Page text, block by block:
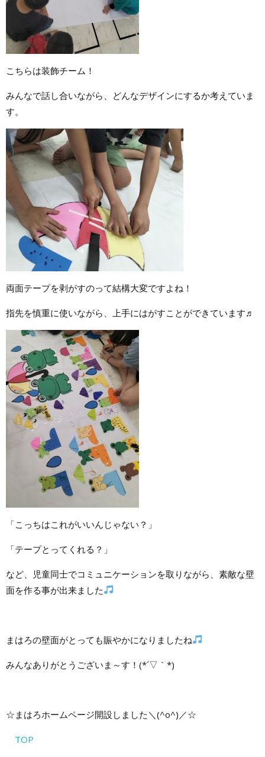
こちらは装飾チーム！
みんなで話し合いながら、どんなデザインにするか考えていま
す。
両面テープを剥がすのって結構大変ですよね！
指先を慎重に使いながら、上手にはがすことができています♬
「こっちはこれがいいんじゃない？」
「テープとってくれる？」
など、児童同士でコミュニケーションを取りながら、素敵な壁
面を作る事が出来ました
まはろの壁面がとっても賑やかになりましたね
みんなありがとうございま～す！(*´▽｀*)
☆まはろホームページ開設しました＼(^o^)／☆
TOP